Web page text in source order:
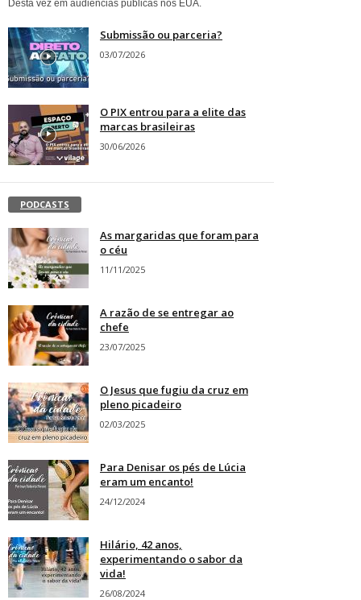
Desta vez em audiências públicas nos EUA.
Submissão ou parceria?
03/07/2026
O PIX entrou para a elite das
marcas brasileiras
30/06/2026
PODCASTS
As margaridas que foram para
o céu
11/11/2025
A razão de se entregar ao
chefe
23/07/2025
O Jesus que fugiu da cruz em
pleno picadeiro
02/03/2025
Para Denisar os pés de Lúcia
eram um encanto!
24/12/2024
Hilário, 42 anos,
experimentando o sabor da
vida!
26/08/2024